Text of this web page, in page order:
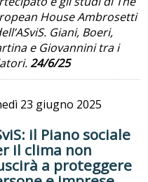
House Ambrosetti
Giani, Boeri,
e Giovannini tra i
24/6/25
23 giugno 2025
il Piano sociale
il clima non
a proteggere